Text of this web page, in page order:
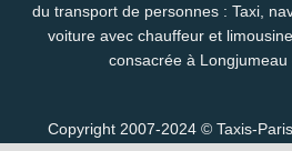
du transport de personnes : Taxi,
voiture avec chauffeur et
consacrée à Longjumeau
Copyright 2007-2024 © Taxis-